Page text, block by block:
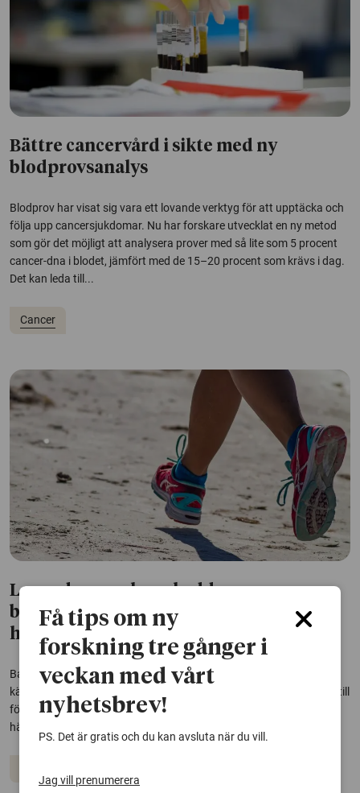
Bättre cancervård i sikte med ny
blodprovsanalys
Blodprov har visat sig vara ett lovande verktyg för att upptäcka och
följa upp cancersjukdomar. Nu har forskare utvecklat en ny metod
som gör det möjligt att analysera prover med så lite som 5 procent
cancer-dna i blodet, jämfört med de 15–20 procent som krävs i dag.
Det kan leda till...
Cancer
Levnadsvanor kan skydda
barncanceröverlevare mot senare
hälsoproblem
Barn som överlever cancer löper ökad risk att drabbas av hjärt-
kärlsjukdom och andra kroniska hälsoproblem senare i livet – ofta till
följd av den behandling som räddat deras liv. Två studier visar att
hälsosamma levnadsvanor kan minska den här risken.
Få tips om ny
forskning tre gånger i
veckan med vårt
nyhetsbrev!
PS. Det är gratis och du kan avsluta när du vill.
Jag vill prenumerera